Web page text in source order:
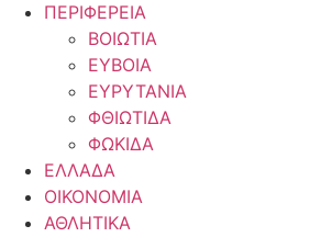
ΠΕΡΙΦΕΡΕΙΑ
ΒΟΙΩΤΙΑ
ΕΥΒΟΙΑ
ΕΥΡΥΤΑΝΙΑ
ΦΘΙΩΤΙΔΑ
ΦΩΚΙΔΑ
ΕΛΛΑΔΑ
ΟΙΚΟΝΟΜΙΑ
ΑΘΛΗΤΙΚΑ